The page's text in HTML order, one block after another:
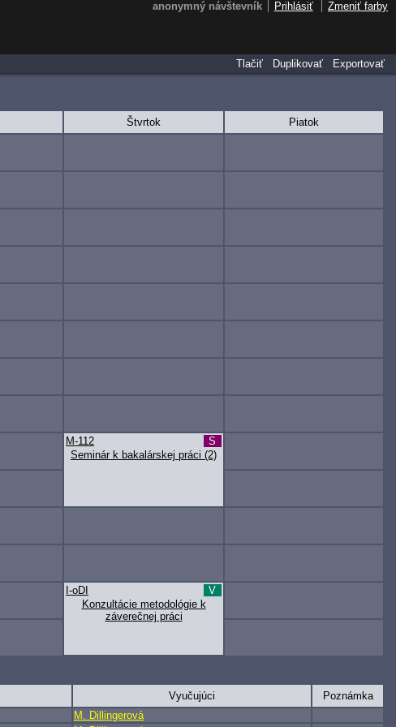
Štvrtok
Piatok
Seminár k bakalárskej práci (2)
M-112 S
Konzultácie metodológie k
záverečnej práci
I-oDI V
Vyučujúci
Poznámka
M. Dillingerová
Tlačiť
Duplikovať Exportovať
anonymný návštevník Prihlásiť Zmeniť farby